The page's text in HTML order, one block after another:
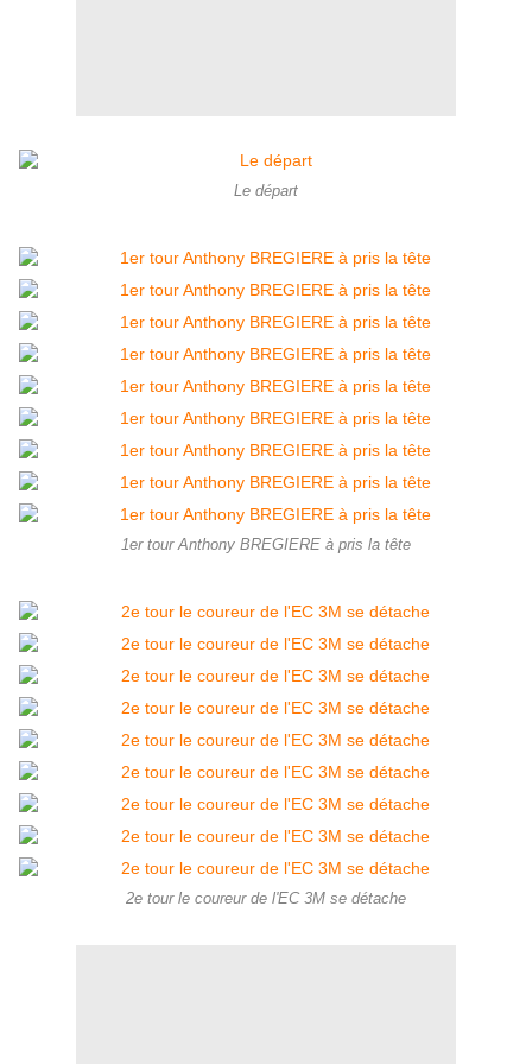
Le départ
1er tour Anthony BREGIERE à pris la tête
2e tour le coureur de l'EC 3M se détache